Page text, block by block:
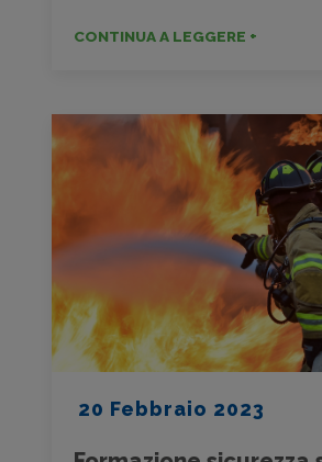
CONTINUA A LEGGERE +
20 Febbraio 2023